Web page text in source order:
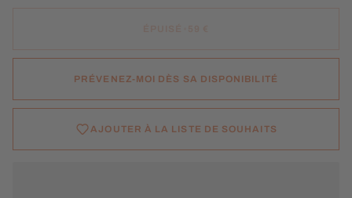
PRÉVENEZ-MOI DÈS SA DISPONIBILITÉ
AJOUTER À LA LISTE DE SOUHAITS